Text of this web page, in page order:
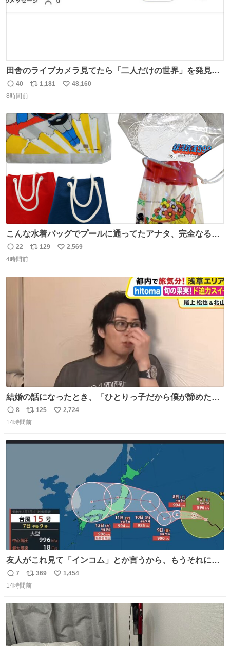
田舎のライブカメラ見てたら「二人だけの世界」を発見し
た
返
信
40
リ
ト
数
1,181
い
数
48,160
8時間前
こんな水着バッグでプールに通ってたアナタ、完全なる同
世代（笑） #70年代 #80年代 #昭和レトロ
返
信
22
リ
129
い
2,569
4時間前
結婚の話になったとき、「ひとりっ子だから僕が諦めた瞬
間に一族が潰える」「死ぬとき1人とか嫌」だから結婚願
望は"ある"って答えたものの、結局「（結婚は）向いてね
えて言葉を選んで、まるく収めてくれたんだなと思った
返
信
8
リ
ポ
125
い
2,724
14時間前
友人がこれ見て「インコム」とか言うから、もうそれにし
か見えなくなっちゃった。
返
信
7
リ
ポ
ト
369
い
1,454
14時間前